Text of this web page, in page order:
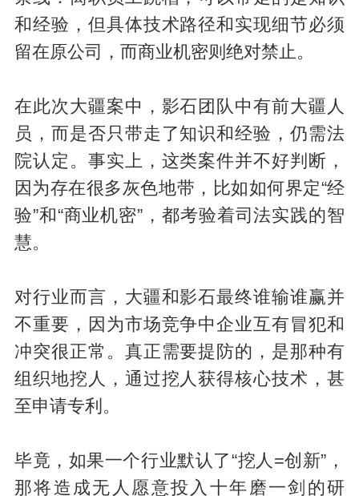
和经验，但具体技术路径和实现细节必须
留在原公司，而商业机密则绝对禁止。
在此次大疆案中，影石团队中有前大疆人
员，而是否只带走了知识和经验，仍需法
院认定。事实上，这类案件并不好判断，
因为存在很多灰色地带，比如如何界定“经
验”和“商业机密”，都考验着司法实践的智
慧。
对行业而言，大疆和影石最终谁输谁赢并
不重要，因为市场竞争中企业互有冒犯和
冲突很正常。真正需要提防的，是那种有
组织地挖人，通过挖人获得核心技术，甚
至申请专利。
毕竟，如果一个行业默认了“挖人=创新”，
那将造成无人愿意投入十年磨一剑的研